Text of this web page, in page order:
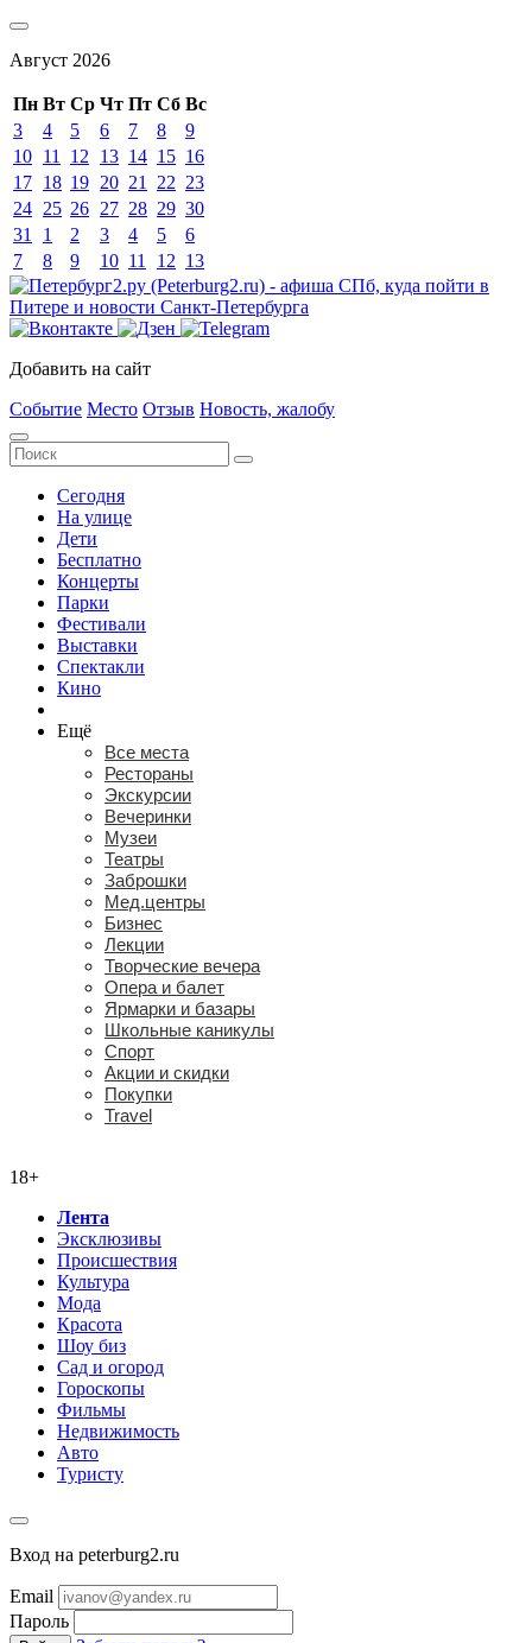
Август 2026
Пн Вт Ср Чт Пт Сб Вс
3
4 5 6 7 8
9
10 11 12 13 14 15 16
17 18 19 20 21 22 23
24 25 26 27 28 29 30
31
1 2 3 4 5
6
7
8 9 10 11 12 13
Добавить на сайт
Событие Место Отзыв Новость, жалобу
Сегодня
На улице
Дети
Бесплатно
Концерты
Парки
Фестивали
Выставки
Спектакли
Кино
Ещё
Все места
Рестораны
Экскурсии
Вечеринки
Музеи
Театры
Заброшки
Мед.центры
Бизнес
Лекции
Творческие вечера
Опера и балет
Ярмарки и базары
Школьные каникулы
Спорт
Акции и скидки
Покупки
Travel
18+
Лента
Эксклюзивы
Происшествия
Культура
Мода
Красота
Шоу биз
Сад и огород
Гороскопы
Фильмы
Недвижимость
Авто
Туристу
Вход на peterburg2.ru
Email
Пароль